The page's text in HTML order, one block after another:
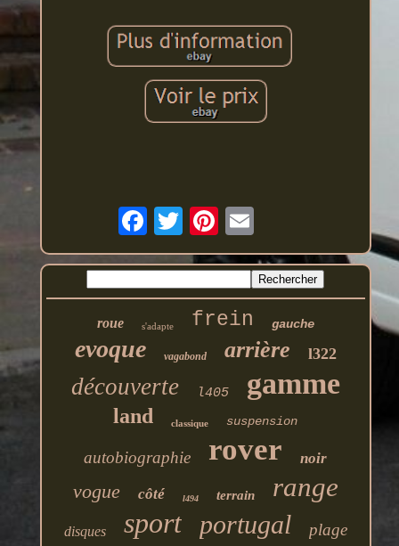
roue s'adapte frein gauche
evoque vagabond arrière l322
découverte l405 gamme
land classique suspension
autobiographie rover noir
vogue côté l494 terrain range
disques sport portugal plage